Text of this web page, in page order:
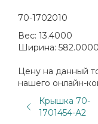
70-1702010
Вес: 13.4000
Ширина: 582.0000
Цену на данный
нашего онлайн-
Крышка 70-
1701454-А2